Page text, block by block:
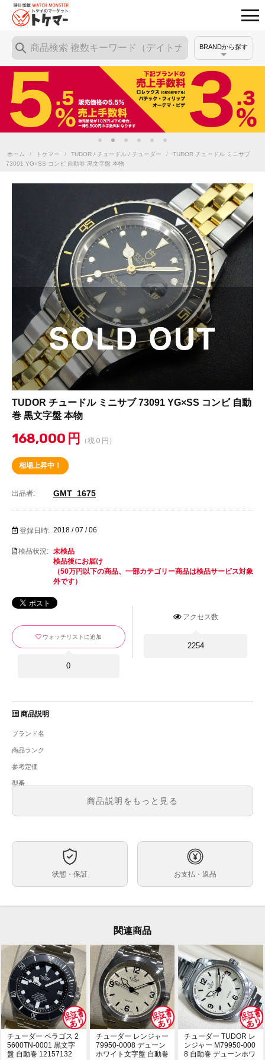
BRANDから探す
ホーム / トケマー / TUDOR / チュードル / チューダー /
TUDOR チュードル ミニサブ
73091 YG×SS コンビ 自動巻 黒文字盤 本物
TUDOR チュードル ミニサブ 73091 YG×SS コンビ 自動
巻 黒文字盤 本物
168,000 円 （税０円）
相場上昇中！
出品者: GMT_1675
登録日時: 2018 / 07 / 06
検品状況: 未検品
検品後にお届け
（50万円以下の商品、一部カテゴリー商品は検品サービス対象
外です）
アクセス数
2254
ウォッチリストに追加
0
商品説明
ブランド名
商品ランク
参考定価
型番
文字盤
素材
多少の使用感や小傷は見られますが全体的に良い状態で
コメント ブランド TUDOR チュードル
品名 ミニサブ
型番 73091
文字盤色 黒
ケース径 33mm リューズ含まず
商品説明をもっと見る
状態・保証 お支払・返品
関連商品
チューダー ペラゴス 2
5600TN-0001 黒文字
盤 自動巻 12157132
チューダー レンジャー
79950-0008 デューン
ホワイト文字盤 自動巻
チューダー TUDOR レ
ンジャー M79950-000
8 自動巻 デューンホワ